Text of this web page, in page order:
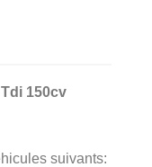
150cv
suivants: